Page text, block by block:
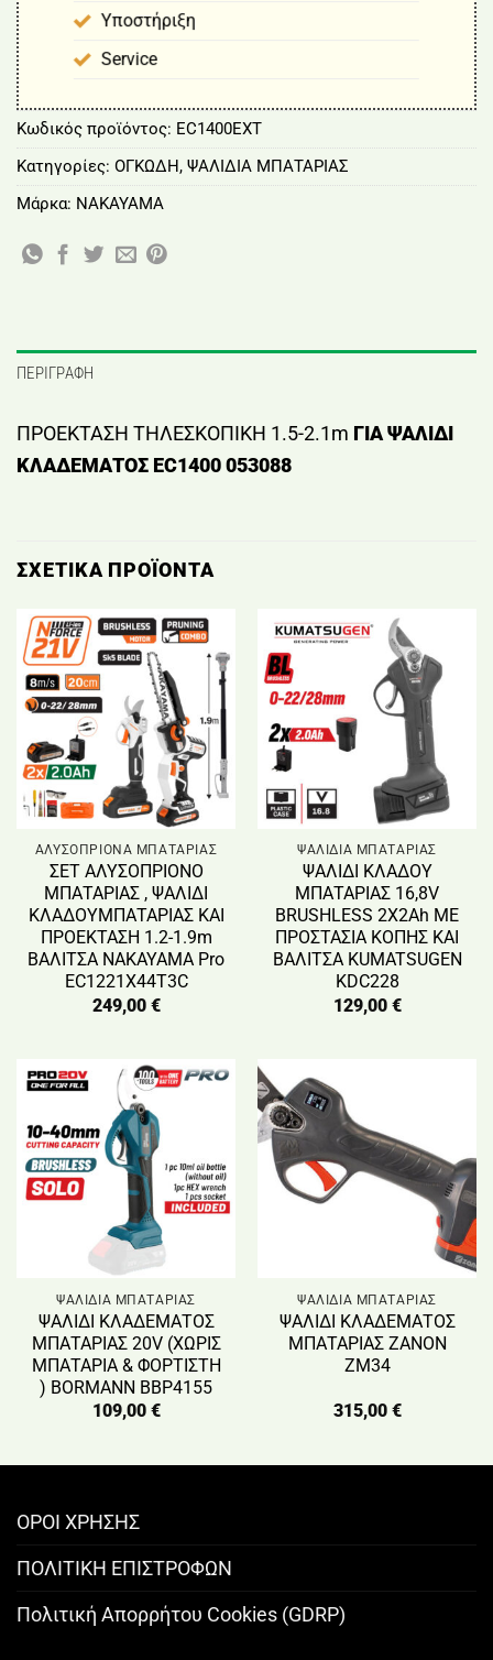
Υποστήριξη
Service
Κωδικός προϊόντος: EC1400EXT
Κατηγορίες: ΟΓΚΩΔΗ, ΨΑΛΙΔΙΑ ΜΠΑΤΑΡΙΑΣ
Μάρκα: NAKAYAMA
ΠΕΡΙΓΡΑΦΉ
ΠΡΟΕΚΤΑΣΗ ΤΗΛΕΣΚΟΠΙΚΗ 1.5-2.1m ΓΙΑ ΨΑΛΙΔΙ
ΚΛΑΔΕΜΑΤΟΣ EC1400 053088
ΣΧΕΤΙΚΆ ΠΡΟΪΌΝΤΑ
ΑΛΥΣΟΠΡΙΟΝΑ ΜΠΑΤΑΡΙΑΣ
ΣΕΤ ΑΛΥΣΟΠΡΙΟΝΟ
ΜΠΑΤΑΡΙΑΣ , ΨΑΛΙΔΙ
ΚΛΑΔΟΥΜΠΑΤΑΡΙΑΣ ΚΑΙ
ΠΡΟΕΚΤΑΣΗ 1.2-1.9m
ΒΑΛΙΤΣΑ NAKAYAMA Pro
EC1221X44T3C
249,00 €
ΨΑΛΙΔΙΑ ΜΠΑΤΑΡΙΑΣ
ΨΑΛΙΔΙ ΚΛΑΔΟΥ
ΜΠΑΤΑΡΙΑΣ 16,8V
BRUSHLESS 2X2Ah ΜΕ
ΠΡΟΣΤΑΣΙΑ ΚΟΠΗΣ ΚΑΙ
ΒΑΛΙΤΣΑ KUMATSUGEN
KDC228
129,00 €
ΨΑΛΙΔΙΑ ΜΠΑΤΑΡΙΑΣ
ΨΑΛΙΔΙ ΚΛΑΔΕΜΑΤΟΣ
ΜΠΑΤΑΡΙΑΣ 20V (ΧΩΡΙΣ
ΜΠΑΤΑΡΙΑ & ΦΟΡΤΙΣΤΗ
) BORMANN BBP4155
109,00 €
ΨΑΛΙΔΙΑ ΜΠΑΤΑΡΙΑΣ
ΨΑΛΙΔΙ ΚΛΑΔΕΜΑΤΟΣ
ΜΠΑΤΑΡΙΑΣ ZANON
ZM34
315,00 €
ΟΡΟΙ ΧΡΗΣΗΣ
ΠΟΛΙΤΙΚΗ ΕΠΙΣΤΡΟΦΩΝ
Πολιτική Απορρήτου Cookies (GDRP)